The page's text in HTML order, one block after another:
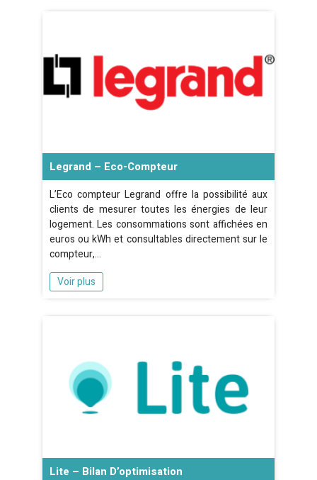
Legrand – Eco-Compteur
L’Eco compteur Legrand offre la possibilité aux
clients de mesurer toutes les énergies de leur
logement. Les consommations sont affichées en
euros ou kWh et consultables directement sur le
compteur,…
Voir plus
Lite – Bilan D’optimisation